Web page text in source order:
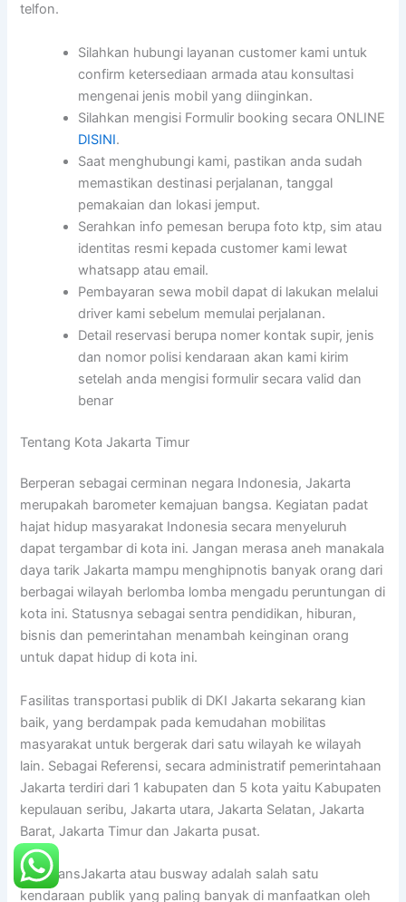
telfon.
Silahkan hubungi layanan customer kami untuk
confirm ketersediaan armada atau konsultasi
mengenai jenis mobil yang diinginkan.
Silahkan mengisi Formulir booking secara ONLINE
DISINI.
Saat menghubungi kami, pastikan anda sudah
memastikan destinasi perjalanan, tanggal
pemakaian dan lokasi jemput.
Serahkan info pemesan berupa foto ktp, sim atau
identitas resmi kepada customer kami lewat
whatsapp atau email.
Pembayaran sewa mobil dapat di lakukan melalui
driver kami sebelum memulai perjalanan.
Detail reservasi berupa nomer kontak supir, jenis
dan nomor polisi kendaraan akan kami kirim
setelah anda mengisi formulir secara valid dan
benar
Tentang Kota Jakarta Timur
Berperan sebagai cerminan negara Indonesia, Jakarta
merupakah barometer kemajuan bangsa. Kegiatan padat
hajat hidup masyarakat Indonesia secara menyeluruh
dapat tergambar di kota ini. Jangan merasa aneh manakala
daya tarik Jakarta mampu menghipnotis banyak orang dari
berbagai wilayah berlomba lomba mengadu peruntungan di
kota ini. Statusnya sebagai sentra pendidikan, hiburan,
bisnis dan pemerintahan menambah keinginan orang
untuk dapat hidup di kota ini.
Fasilitas transportasi publik di DKI Jakarta sekarang kian
baik, yang berdampak pada kemudahan mobilitas
masyarakat untuk bergerak dari satu wilayah ke wilayah
lain. Sebagai Referensi, secara administratif pemerintahaan
Jakarta terdiri dari 1 kabupaten dan 5 kota yaitu Kabupaten
kepulauan seribu, Jakarta utara, Jakarta Selatan, Jakarta
Barat, Jakarta Timur dan Jakarta pusat.
Bus TransJakarta atau busway adalah salah satu
kendaraan publik yang paling banyak di manfaatkan oleh